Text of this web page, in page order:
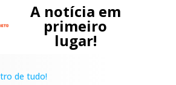
A notícia em
primeiro
lugar!
de tudo!